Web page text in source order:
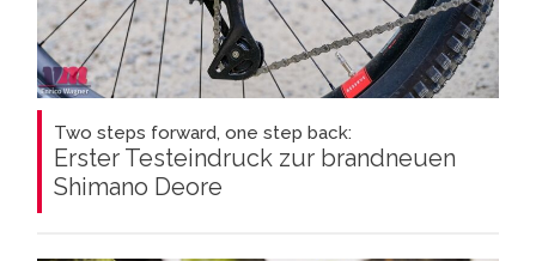
Two steps forward, one step back:
Erster Testeindruck zur brandneuen
Shimano Deore